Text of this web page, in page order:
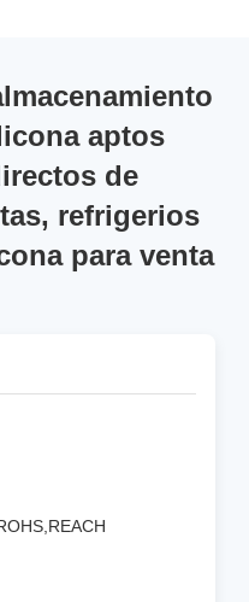
aptos
de
refrigerios
para venta